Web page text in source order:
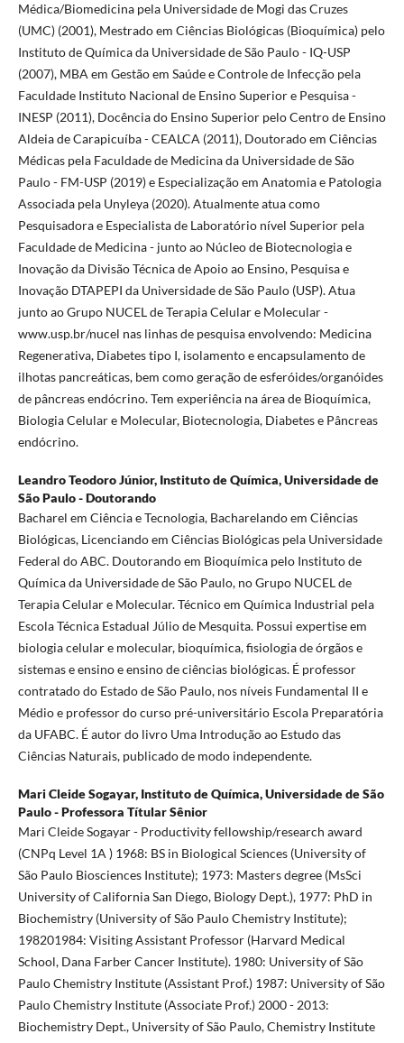
Médica/Biomedicina pela Universidade de Mogi das Cruzes
(UMC) (2001), Mestrado em Ciências Biológicas (Bioquímica) pelo
Instituto de Química da Universidade de São Paulo - IQ-USP
(2007), MBA em Gestão em Saúde e Controle de Infecção pela
Faculdade Instituto Nacional de Ensino Superior e Pesquisa -
INESP (2011), Docência do Ensino Superior pelo Centro de Ensino
Aldeia de Carapicuíba - CEALCA (2011), Doutorado em Ciências
Médicas pela Faculdade de Medicina da Universidade de São
Paulo - FM-USP (2019) e Especialização em Anatomia e Patologia
Associada pela Unyleya (2020). Atualmente atua como
Pesquisadora e Especialista de Laboratório nível Superior pela
Faculdade de Medicina - junto ao Núcleo de Biotecnologia e
Inovação da Divisão Técnica de Apoio ao Ensino, Pesquisa e
Inovação DTAPEPI da Universidade de São Paulo (USP). Atua
junto ao Grupo NUCEL de Terapia Celular e Molecular -
www.usp.br/nucel nas linhas de pesquisa envolvendo: Medicina
Regenerativa, Diabetes tipo I, isolamento e encapsulamento de
ilhotas pancreáticas, bem como geração de esferóides/organóides
de pâncreas endócrino. Tem experiência na área de Bioquímica,
Biologia Celular e Molecular, Biotecnologia, Diabetes e Pâncreas
endócrino.
Leandro Teodoro Júnior, Instituto de Química, Universidade de
São Paulo - Doutorando
Bacharel em Ciência e Tecnologia, Bacharelando em Ciências
Biológicas, Licenciando em Ciências Biológicas pela Universidade
Federal do ABC. Doutorando em Bioquímica pelo Instituto de
Química da Universidade de São Paulo, no Grupo NUCEL de
Terapia Celular e Molecular. Técnico em Química Industrial pela
Escola Técnica Estadual Júlio de Mesquita. Possui expertise em
biologia celular e molecular, bioquímica, fisiologia de órgãos e
sistemas e ensino e ensino de ciências biológicas. É professor
contratado do Estado de São Paulo, nos níveis Fundamental II e
Médio e professor do curso pré-universitário Escola Preparatória
da UFABC. É autor do livro Uma Introdução ao Estudo das
Ciências Naturais, publicado de modo independente.
Mari Cleide Sogayar, Instituto de Química, Universidade de São
Paulo - Professora Títular Sênior
Mari Cleide Sogayar - Productivity fellowship/research award
(CNPq Level 1A ) 1968: BS in Biological Sciences (University of
São Paulo Biosciences Institute); 1973: Masters degree (MsSci
University of California San Diego, Biology Dept.), 1977: PhD in
Biochemistry (University of São Paulo Chemistry Institute);
198201984: Visiting Assistant Professor (Harvard Medical
School, Dana Farber Cancer Institute). 1980: University of São
Paulo Chemistry Institute (Assistant Prof.) 1987: University of São
Paulo Chemistry Institute (Associate Prof.) 2000 - 2013:
Biochemistry Dept., University of São Paulo, Chemistry Institute